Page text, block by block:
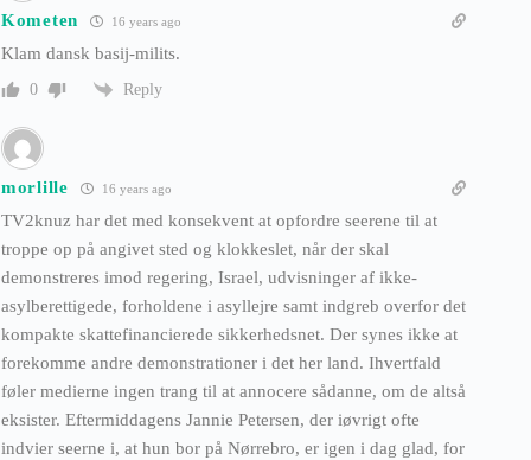
Kometen 16 years ago
Klam dansk basij-milits.
0 Reply
morlille 16 years ago
TV2knuz har det med konsekvent at opfordre seerene til at
troppe op på angivet sted og klokkeslet, når der skal
demonstreres imod regering, Israel, udvisninger af ikke-
asylberettigede, forholdene i asyllejre samt indgreb overfor det
kompakte skattefinancierede sikkerhedsnet. Der synes ikke at
forekomme andre demonstrationer i det her land. Ihvertfald
føler medierne ingen trang til at annocere sådanne, om de altså
eksister. Eftermiddagens Jannie Petersen, der iøvrigt ofte
indvier seerne i, at hun bor på Nørrebro, er igen i dag glad, for